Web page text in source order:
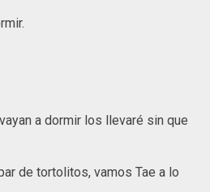
a dormir los llevaré sin que
de tortolitos, vamos Tae a lo